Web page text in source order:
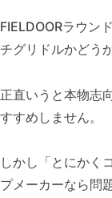
FIELDOORラウン
チグリドルかどう
正直いうと本物志
すすめしません。
しかし「とにかく
プメーカーなら問